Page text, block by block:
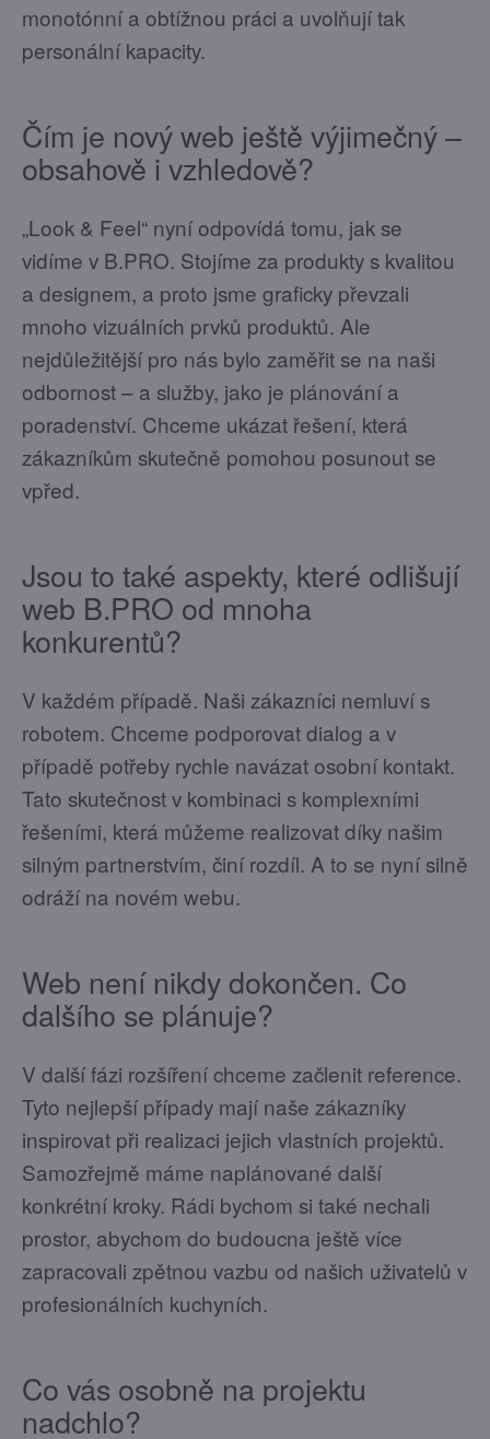
monotónní a obtížnou práci a uvolňují tak
personální kapacity.
Čím je nový web ještě výjimečný –
obsahově i vzhledově?
„Look & Feel“ nyní odpovídá tomu, jak se
vidíme v B.PRO. Stojíme za produkty s kvalitou
a designem, a proto jsme graficky převzali
mnoho vizuálních prvků produktů. Ale
nejdůležitější pro nás bylo zaměřit se na naši
odbornost – a služby, jako je plánování a
poradenství. Chceme ukázat řešení, která
zákazníkům skutečně pomohou posunout se
vpřed.
Jsou to také aspekty, které odlišují
web B.PRO od mnoha
konkurentů?
V každém případě. Naši zákazníci nemluví s
robotem. Chceme podporovat dialog a v
případě potřeby rychle navázat osobní kontakt.
Tato skutečnost v kombinaci s komplexními
řešeními, která můžeme realizovat díky našim
silným partnerstvím, činí rozdíl. A to se nyní silně
odráží na novém webu.
Web není nikdy dokončen. Co
dalšího se plánuje?
V další fázi rozšíření chceme začlenit reference.
Tyto nejlepší případy mají naše zákazníky
inspirovat při realizaci jejich vlastních projektů.
Samozřejmě máme naplánované další
konkrétní kroky. Rádi bychom si také nechali
prostor, abychom do budoucna ještě více
zapracovali zpětnou vazbu od našich uživatelů v
profesionálních kuchyních.
Co vás osobně na projektu
nadchlo?